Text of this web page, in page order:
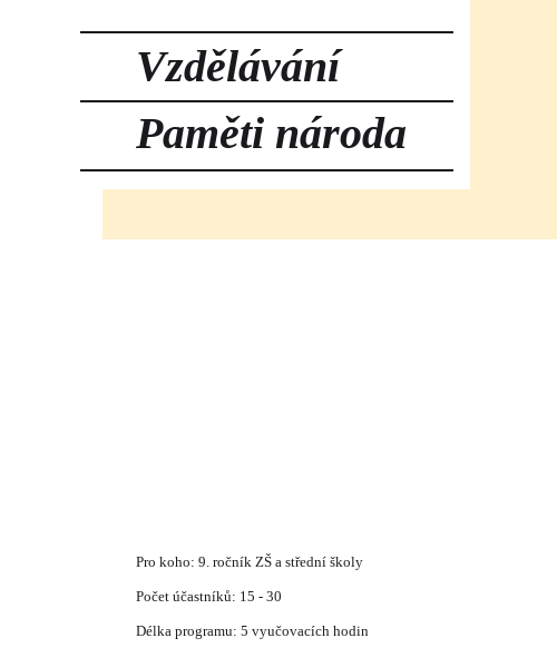
Vzdělávání
Paměti národa
Pro koho: 9. ročník ZŠ a střední školy
Počet účastníků: 15 - 30
Délka programu: 5 vyučovacích hodin